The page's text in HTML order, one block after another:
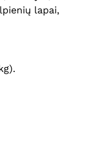
lapai,